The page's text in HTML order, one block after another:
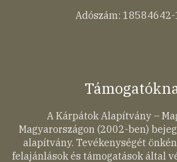
Adószám:
A Kárpátok Alapítvány –
Magyarországon (2002-ben)
alapítvány. Tevékenységét
felajánlások és támogatások által